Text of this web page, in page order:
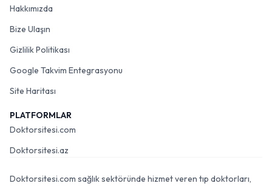
Hakkımızda
Bize Ulaşın
Gizlilik Politikası
Google Takvim Entegrasyonu
Site Haritası
PLATFORMLAR
Doktorsitesi.com
Doktorsitesi.az
Doktorsitesi.com sağlık sektöründe hizmet veren tıp doktorları,